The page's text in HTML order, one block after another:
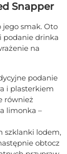
Snapper
jego smak. Oto
podanie drinka
na
podanie
i plasterkiem
również
limonka –
szklanki lodem,
obtocz